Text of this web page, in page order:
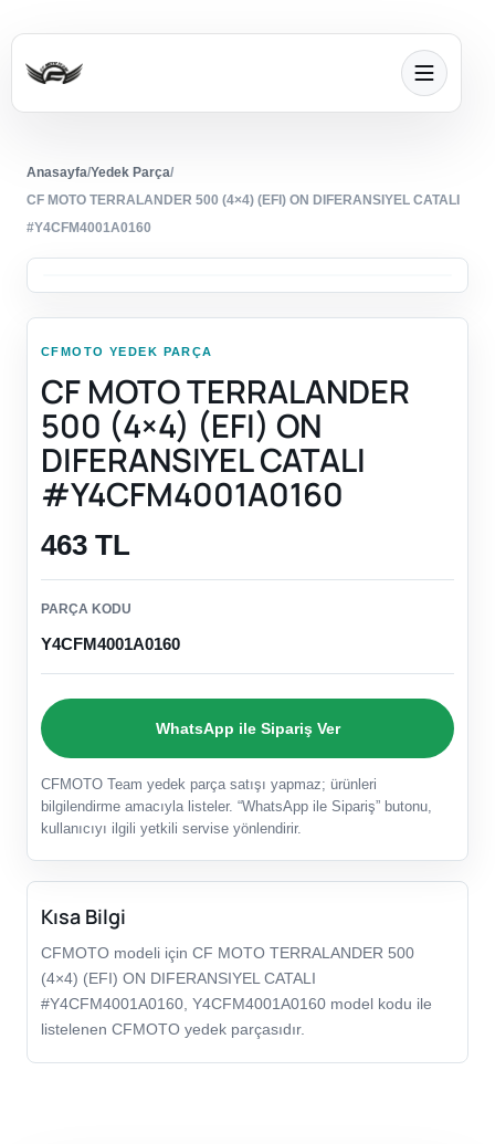
Anasayfa/Yedek Parça/
CF MOTO TERRALANDER 500 (4×4) (EFI) ON DIFERANSIYEL CATALI
#Y4CFM4001A0160
CFMOTO YEDEK PARÇA
CF MOTO TERRALANDER
500 (4×4) (EFI) ON
DIFERANSIYEL CATALI
#Y4CFM4001A0160
463 TL
PARÇA KODU
Y4CFM4001A0160
WhatsApp ile Sipariş Ver
CFMOTO Team yedek parça satışı yapmaz; ürünleri
bilgilendirme amacıyla listeler. “WhatsApp ile Sipariş” butonu,
kullanıcıyı ilgili yetkili servise yönlendirir.
Kısa Bilgi
CFMOTO modeli için CF MOTO TERRALANDER 500
(4×4) (EFI) ON DIFERANSIYEL CATALI
#Y4CFM4001A0160, Y4CFM4001A0160 model kodu ile
listelenen CFMOTO yedek parçasıdır.